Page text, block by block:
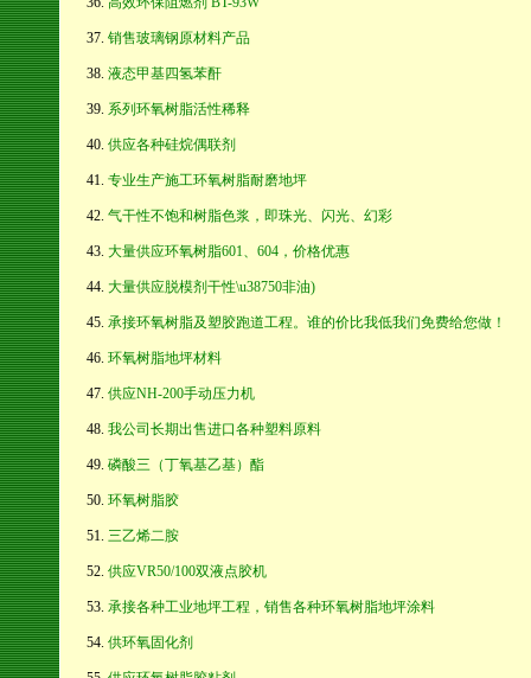
销售玻璃钢原材料产品
液态甲基四氢苯酐
系列环氧树脂活性稀释
供应各种硅烷偶联剂
专业生产施工环氧树脂耐磨地坪
气干性不饱和树脂色浆，即珠光、闪光、幻彩
大量供应环氧树脂601、604，价格优惠
大量供应脱模剂干性\u38750非油)
承接环氧树脂及塑胶跑道工程。谁的价比我低我们免费给您做！
环氧树脂地坪材料
供应NH-200手动压力机
我公司长期出售进口各种塑料原料
磷酸三（丁氧基乙基）酯
环氧树脂胶
三乙烯二胺
供应VR50/100双液点胶机
承接各种工业地坪工程，销售各种环氧树脂地坪涂料
供环氧固化剂